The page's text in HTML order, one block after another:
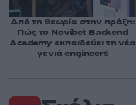
Από τη θεωρία στην πράξη:
Πώς το Novibet Backend
Academy εκπαιδεύει τη νέα
γενιά engineers